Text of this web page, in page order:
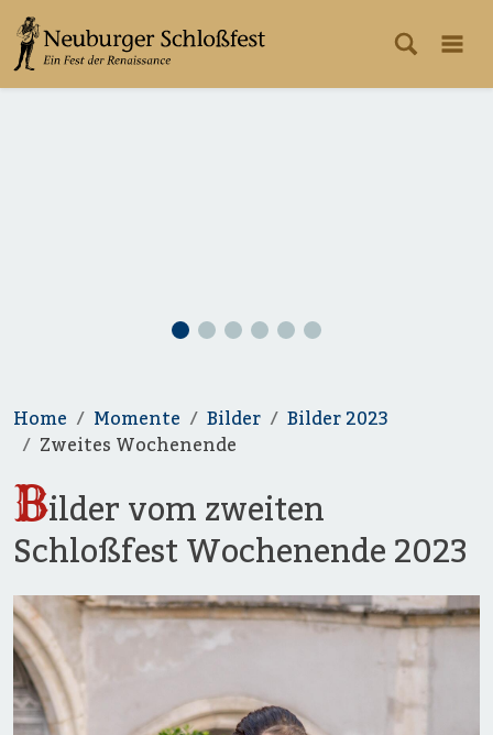
Home Momente Bilder
Bilder 2023
Zweites Wochenende
Bilder vom zweiten
Schloßfest Wochenende 2023